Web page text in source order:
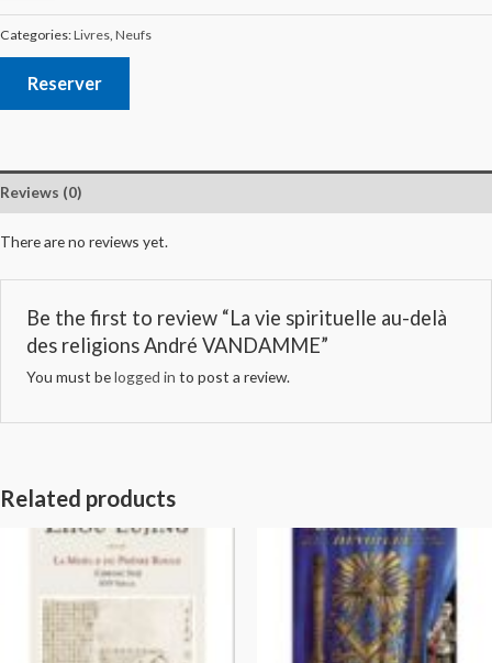
Categories:Livres Neufs
Reserver
Reviews (0)
There are no reviews yet.
Be the first to review “La vie spirituelle au-delà
des religions André VANDAMME”
You must belogged in to post a review.
Related products